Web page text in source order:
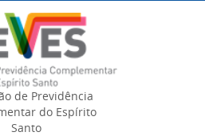
de Previdência
do Espírito
Santo